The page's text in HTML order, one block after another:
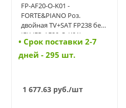
FP-AF20-O-K01 -
FORTE&PIANO Роз.
двойная TV+SAT FP238 бел.
IEK (FP-AF20-O-K01)
• Cрок поставки 2-7
дней - 295 шт.
1 677.63руб./шт